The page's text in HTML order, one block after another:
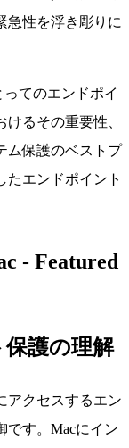
急性を浮き彫りに
てのエンドポイ
るその重要性、
ム保護のベストプ
たエンドポイント
護の理解
アクセスするエン
です。Macにイン